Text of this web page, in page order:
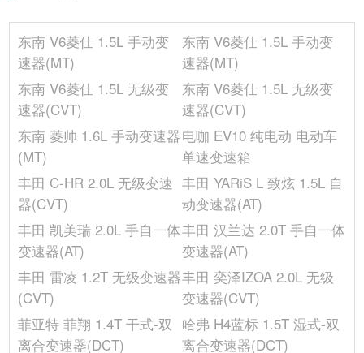
冰箱/空调
选装包
其它
轴距(mm)
2610
车门数(个)
长度(mm)
4475
高度(mm)
1475
后轮距(mm)
1530
1510
整备质量(kg)
1245
车身结构
5门5座两厢车
缸体材料
铝合金
东南 V6菱仕 1.5L 手动变
速器(MT)
东南 V6菱仕 1.5L 手动变
速器(MT)
东南 V6菱仕 1.5L 无级变
速器(CVT)
东南 V6菱仕 1.5L 无级变
速器(CVT)
东南 菱帅 1.6L 手动变速器
(MT)
电咖 EV10 纯电动 电动车
单速变速箱
丰田 C-HR 2.0L 无级变速
器(CVT)
丰田 YARiS L 致炫 1.5L 自
动变速器(AT)
丰田 凯美瑞 2.0L 手自一体
变速器(AT)
丰田 汉兰达 2.0T 手自一体
变速器(AT)
丰田 雷凌 1.2T 无级变速器
(CVT)
丰田 奕泽IZOA 2.0L 无级
变速器(CVT)
菲亚特 菲翔 1.4T 干式-双
离合变速器(DCT)
哈弗 H4蓝标 1.5T 湿式-双
离合变速器(DCT)